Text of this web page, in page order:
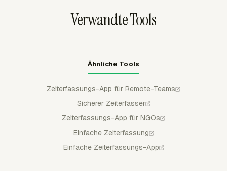
Verwandte Tools
Ähnliche Tools
Zeiterfassungs-App für Remote-Teams
Sicherer Zeiterfasser
Zeiterfassungs-App für NGOs
Einfache Zeiterfassung
Einfache Zeiterfassungs-App